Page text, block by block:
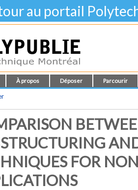
au portail
À propos Déposer Parcourir
FOR